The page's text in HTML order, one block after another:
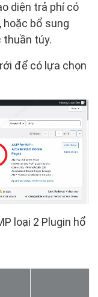
diện trả phí có
hoặc bổ sung
thuần túy.
để có lựa chọn
loại 2 Plugin hổ